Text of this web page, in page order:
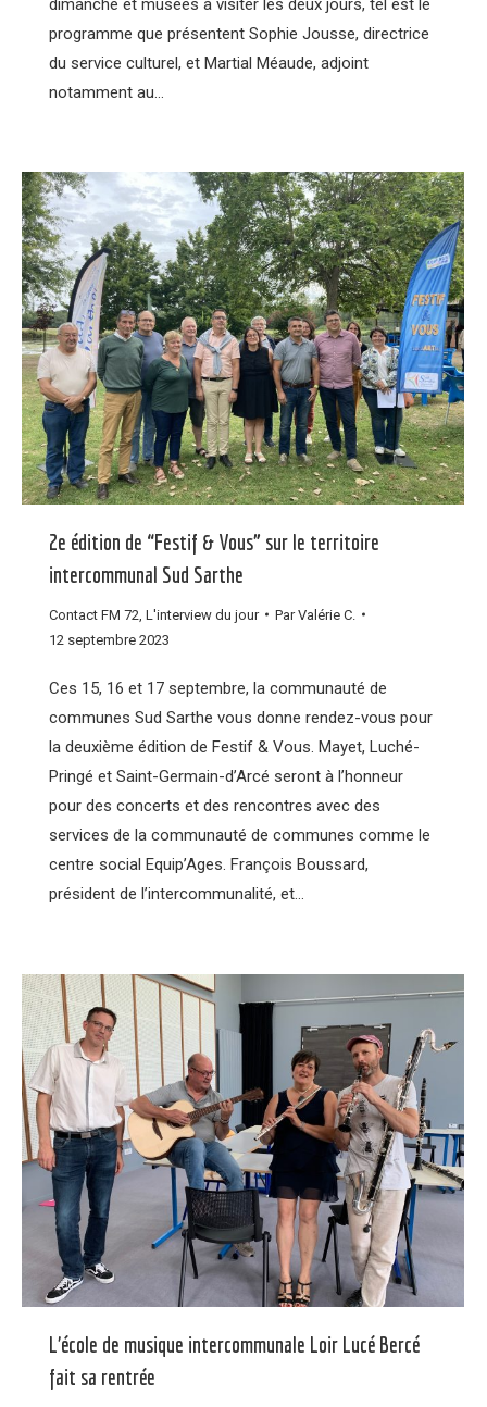
programme que présentent Sophie Jousse, directrice
du service culturel, et Martial Méaude, adjoint
notamment au…
2e édition de “Festif & Vous” sur le territoire
intercommunal Sud Sarthe
Contact FM 72 L'interview du jour ParValérie C.
12 septembre 2023
Ces 15, 16 et 17 septembre, la communauté de
communes Sud Sarthe vous donne rendez-vous pour
la deuxième édition de Festif & Vous. Mayet, Luché-
Pringé et Saint-Germain-d’Arcé seront à l’honneur
pour des concerts et des rencontres avec des
services de la communauté de communes comme le
centre social Equip’Ages. François Boussard,
président de l’intercommunalité, et…
L’école de musique intercommunale Loir Lucé Bercé
fait sa rentrée